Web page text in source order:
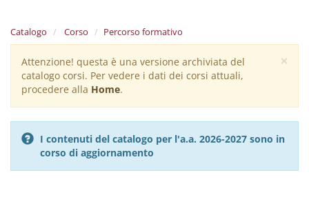
Catalogo Corso Percorso formativo
×
Warning
message
Attenzione! questa è una versione archiviata del
catalogo corsi. Per vedere i dati dei corsi attuali,
procedere alla Home.
I contenuti del catalogo per l'a.a. 2026-2027 sono in
corso di aggiornamento